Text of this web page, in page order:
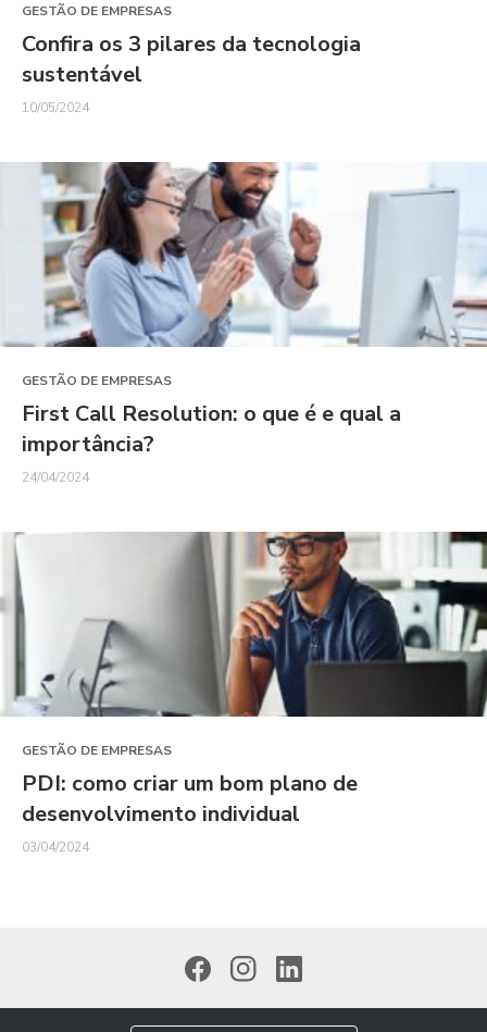
GESTÃO DE EMPRESAS
Confira os 3 pilares da tecnologia
sustentável
10/05/2024
GESTÃO DE EMPRESAS
First Call Resolution: o que é e qual a
importância?
24/04/2024
GESTÃO DE EMPRESAS
PDI: como criar um bom plano de
desenvolvimento individual
03/04/2024